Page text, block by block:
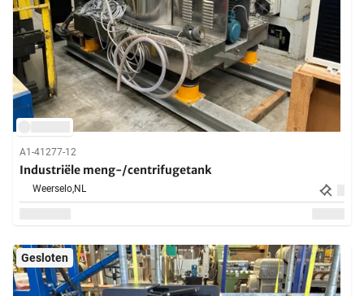
A1-41277-12
Industriële meng-/centrifugetank
Weerselo,NL
Gesloten